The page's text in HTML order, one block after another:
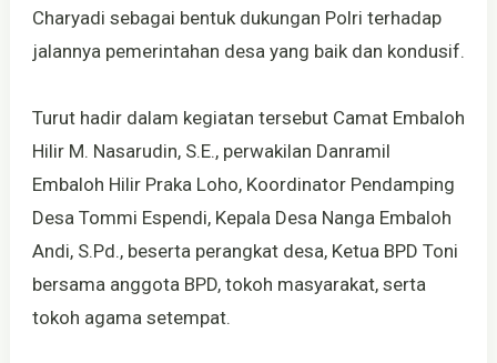
Charyadi sebagai bentuk dukungan Polri terhadap
jalannya pemerintahan desa yang baik dan kondusif.
Turut hadir dalam kegiatan tersebut Camat Embaloh
Hilir M. Nasarudin, S.E., perwakilan Danramil
Embaloh Hilir Praka Loho, Koordinator Pendamping
Desa Tommi Espendi, Kepala Desa Nanga Embaloh
Andi, S.Pd., beserta perangkat desa, Ketua BPD Toni
bersama anggota BPD, tokoh masyarakat, serta
tokoh agama setempat.